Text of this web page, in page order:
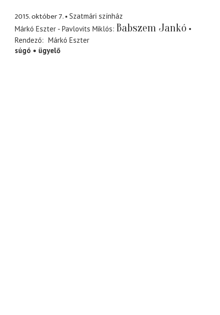
2015. október 7.
Szatmári színház
Márkó Eszter - Pavlovits Miklós Babszem Jankó
Rendező
Márkó Eszter
súgó
ügyelő